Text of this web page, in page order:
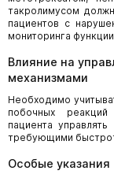
такролимусом
пациентов с
мониторинга
Влияние на
механизмами
Необходимо
побочных
пациента
требующими
Особые указания